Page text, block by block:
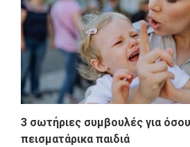
3 σωτήριες συμβουλές για
πεισματάρικα παιδιά